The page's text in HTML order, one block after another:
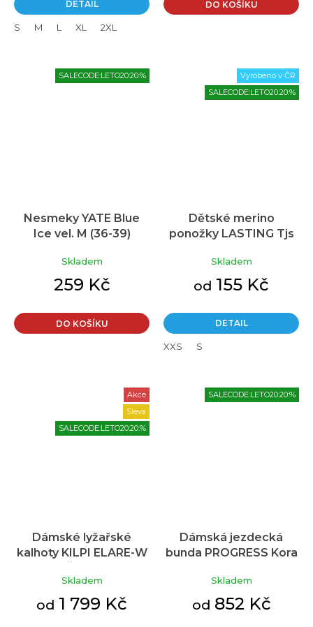
DETAIL
S M L XL 2XL
DO KOŠÍKU
SALECODE:LETO20:20:%
Nesmeky YATE Blue
Ice vel. M (36-39)
Skladem
259 Kč
DO KOŠÍKU
Vyrobeno v ČR
SALECODE:LETO20:20:%
Dětské merino
ponožky LASTING Tjs
Skladem
od 155 Kč
DETAIL
XXS S
Akce
Sleva
SALECODE:LETO20:20:%
Dámské lyžařské
kalhoty KILPI ELARE-W
Skladem
od 1 799 Kč
SALECODE:LETO20:20:%
Dámská jezdecká
bunda PROGRESS Kora
Průměrné
produktu
je
5,0
Skladem
od 852 Kč